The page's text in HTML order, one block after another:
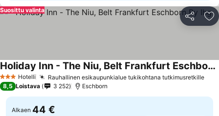
Jaa
Suosittu valinta
3 Tähtiluokitus
Hotelli Rauhallinen esikaupunkialue tukikohtana tutkimusretkille
Holiday Inn - The Niu, Belt Frankfurt Eschborn By Ihg
8,5 Loistava 3 252 Eschborn
Alkaen 44 €